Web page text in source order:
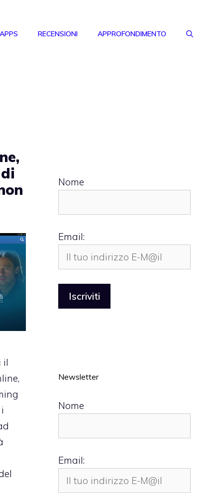
RECENSIONI APPROFONDIMENTO
il
Nome
Email:
Newsletter
Nome
Email: